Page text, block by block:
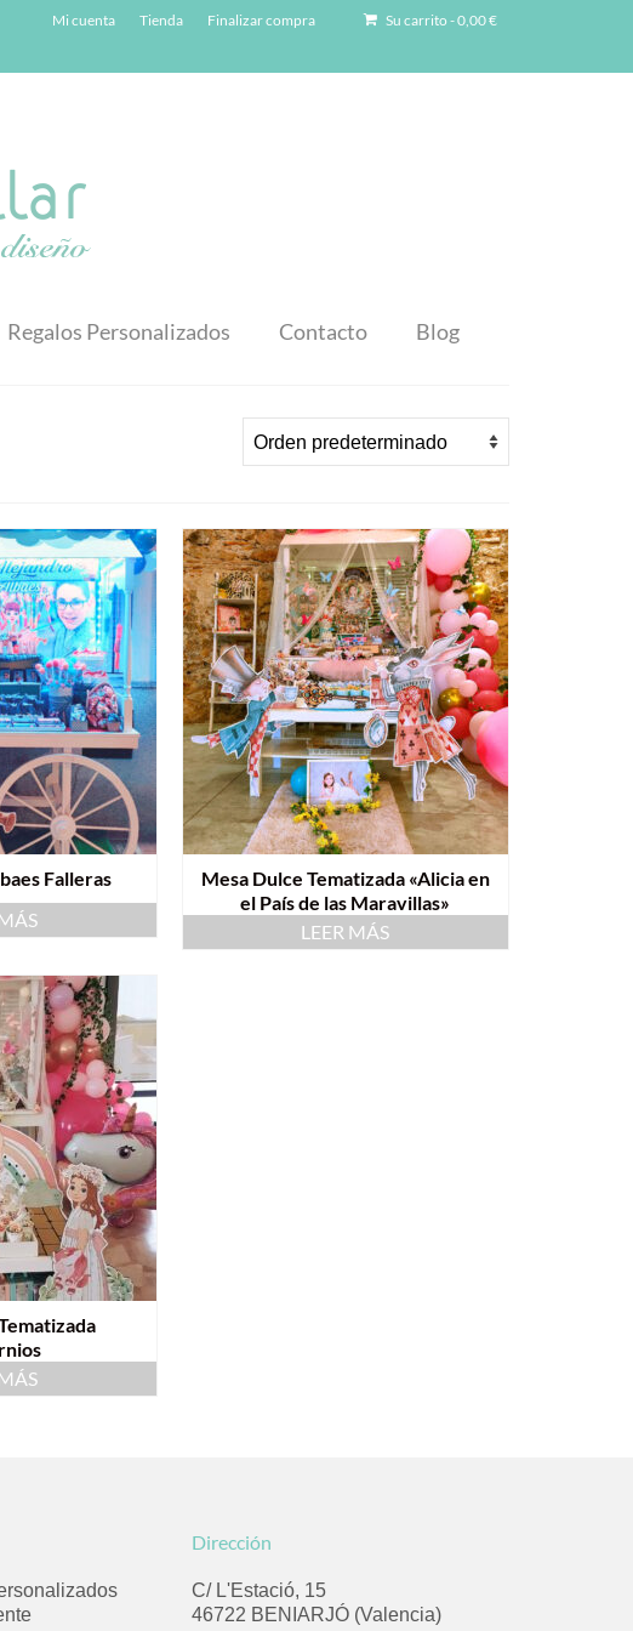
Mi cuenta Tienda Finalizar compra Su carrito -0,00€
Regalos Personalizados Contacto Blog
Falleras
Mesa Dulce Tematizada «Alicia en
el País de las Maravillas»
LEER MÁS
Dirección
C/ L'Estació, 15
46722 BENIARJÓ (Valencia)